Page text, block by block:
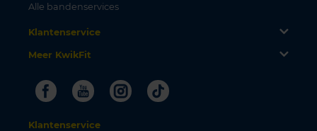
Alle bandenservices
Klantenservice
Meer KwikFit
FacebookYoutubeInstagram
Tiktok
Klantenservice